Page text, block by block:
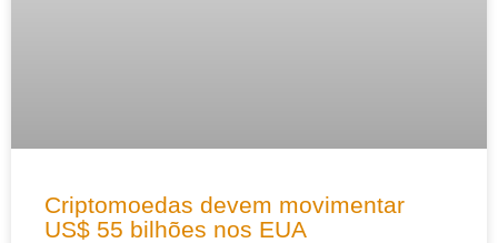
Criptomoedas devem movimentar
US$ 55 bilhões nos EUA